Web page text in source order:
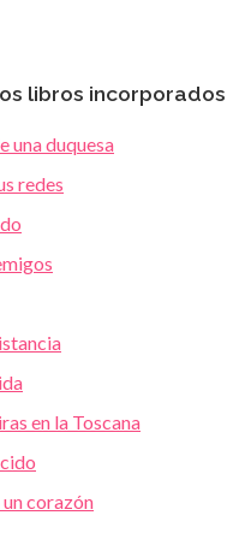
libros incorporados
una duquesa
redes
en la Toscana
corazón